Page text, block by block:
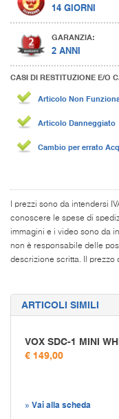
14 GIORNI
GARANZIA:
2 ANNI
CASI DI RESTITUZIONE E/O
Articolo Non
Articolo Danneggiato
Cambio per errato
I prezzi sono da intendersi
conoscere le spese di
immagini e i video sono da
non è responsabile delle
descrizione scritta. Il prezzo
ARTICOLI SIMILI
VOX SDC-1 MINI
€ 149,00
» Vai alla scheda